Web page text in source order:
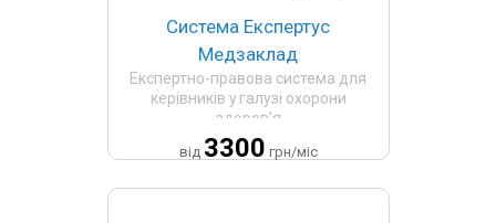
Система Експертус
Медзаклад
Експертно-правова система для
керівників у галузі охорони
здоров’я
від 3300 грн/міс